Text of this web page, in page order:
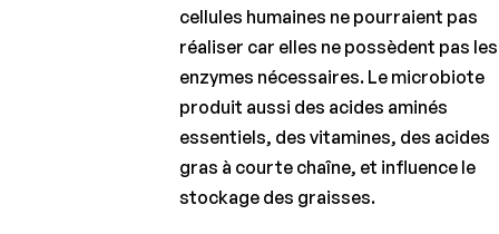
cellules humaines ne pourraient pas
réaliser car elles ne possèdent pas les
enzymes nécessaires. Le microbiote
produit aussi des acides aminés
essentiels, des vitamines, des acides
gras à courte chaîne, et influence le
stockage des graisses.